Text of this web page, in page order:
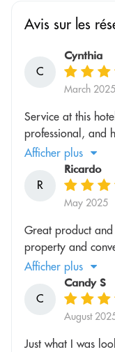
Avis sur les
C
Cynthia
March 2025
Service at this
professional, and
Afficher plus
R
Ricardo
May 2025
Great product
property and
Afficher plus
C
Candy S
August
Just what I was